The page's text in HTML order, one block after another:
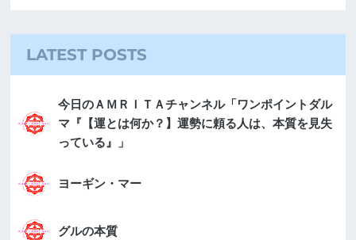
LATEST POSTS
今日のＡＭＲＩＴＡチャンネル「ワンポイントダル
マ『【運とは何か？】運勢に頼る人は、本質を見失
っている』」
ヨーギン・マー
グルの本質